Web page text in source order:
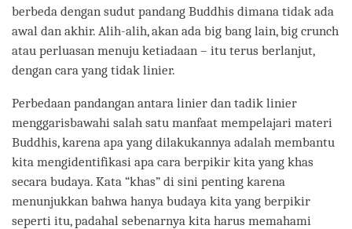
berbeda dengan sudut pandang Buddhis dimana tidak ada
awal dan akhir. Alih-alih, akan ada big bang lain, big crunch
atau perluasan menuju ketiadaan – itu terus berlanjut,
dengan cara yang tidak linier.
Perbedaan pandangan antara linier dan tadik linier
menggarisbawahi salah satu manfaat mempelajari materi
Buddhis, karena apa yang dilakukannya adalah membantu
kita mengidentifikasi apa cara berpikir kita yang khas
secara budaya. Kata “khas” di sini penting karena
menunjukkan bahwa hanya budaya kita yang berpikir
seperti itu, padahal sebenarnya kita harus memahami